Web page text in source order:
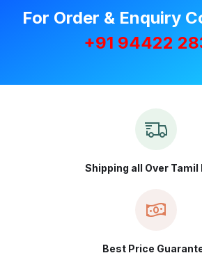
For Order & Enquiry
+91 94422
Shipping all Over Tamil
Best Price